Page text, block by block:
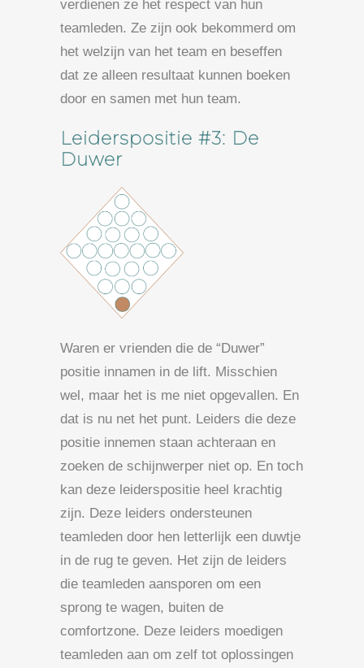
verdienen ze het respect van hun
teamleden. Ze zijn ook bekommerd om
het welzijn van het team en beseffen
dat ze alleen resultaat kunnen boeken
door en samen met hun team.
Leiderspositie #3: De
Duwer
Waren er vrienden die de “Duwer”
positie innamen in de lift. Misschien
wel, maar het is me niet opgevallen. En
dat is nu net het punt. Leiders die deze
positie innemen staan achteraan en
zoeken de schijnwerper niet op. En toch
kan deze leiderspositie heel krachtig
zijn. Deze leiders ondersteunen
teamleden door hen letterlijk een duwtje
in de rug te geven. Het zijn de leiders
die teamleden aansporen om een
sprong te wagen, buiten de
comfortzone. Deze leiders moedigen
teamleden aan om zelf tot oplossingen